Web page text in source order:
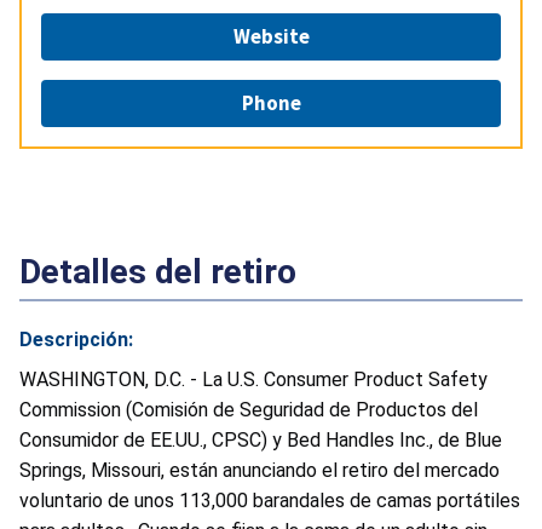
Website
Phone
Detalles del retiro
Descripción:
WASHINGTON, D.C. - La U.S. Consumer Product Safety
Commission (Comisión de Seguridad de Productos del
Consumidor de EE.UU., CPSC) y Bed Handles Inc., de Blue
Springs, Missouri, están anunciando el retiro del mercado
voluntario de unos 113,000 barandales de camas portátiles